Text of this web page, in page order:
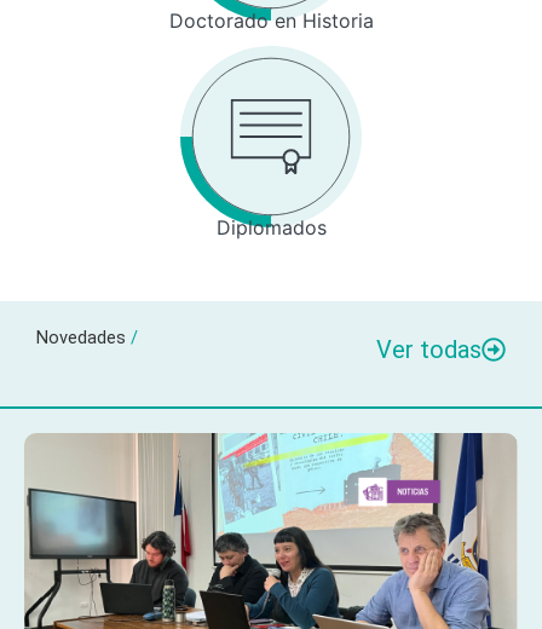
Doctorado en Historia
Diplomados
Novedades / Ver todas